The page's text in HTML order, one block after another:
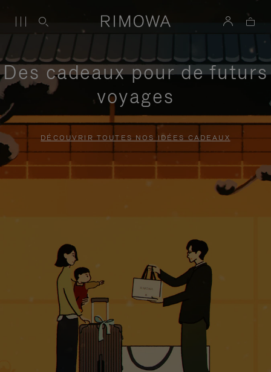
Des cadeaux pour de futurs
voyages
DÉCOUVRIR TOUTES NOS IDÉES CADEAUX